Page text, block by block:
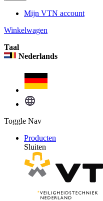
Mijn VTN account
Winkelwagen
Taal
Nederlands
Toggle Nav
Producten
Sluiten